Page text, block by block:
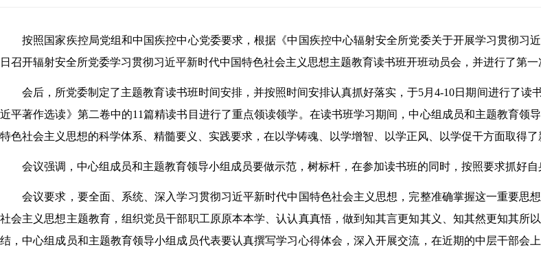
按照国家疾控局党组和中国疾控中心党委要求，根据《中国疾控中心辐射安全所党委关于开展学习贯彻习
日召开辐射安全所党委学习贯彻习近平新时代中国特色社会主义思想主题教育读书班开班动员会，并进行了第
会后，所党委制定了主题教育读书班时间安排，并按照时间安排认真抓好落实，于5月4-10日期间进行了读
近平著作选读》第二卷中的11篇精读书目进行了重点领读领学。在读书班学习期间，中心组成员和主题教育
特色社会主义思想的科学体系、精髓要义、实践要求，在以学铸魂、以学增智、以学正风、以学促干方面取得了
会议强调，中心组成员和主题教育领导小组成员要做示范，树标杆，在参加读书班的同时，按照要求抓好自
会议要求，要全面、系统、深入学习贯彻习近平新时代中国特色社会主义思想，完整准确掌握这一重要思
社会主义思想主题教育，组织党员干部职工原原本本学、认认真真悟，做到知其言更知其义、知其然更知其
结，中心组成员和主题教育领导小组成员代表要认真撰写学习心得体会，深入开展交流，在近期的中层干部